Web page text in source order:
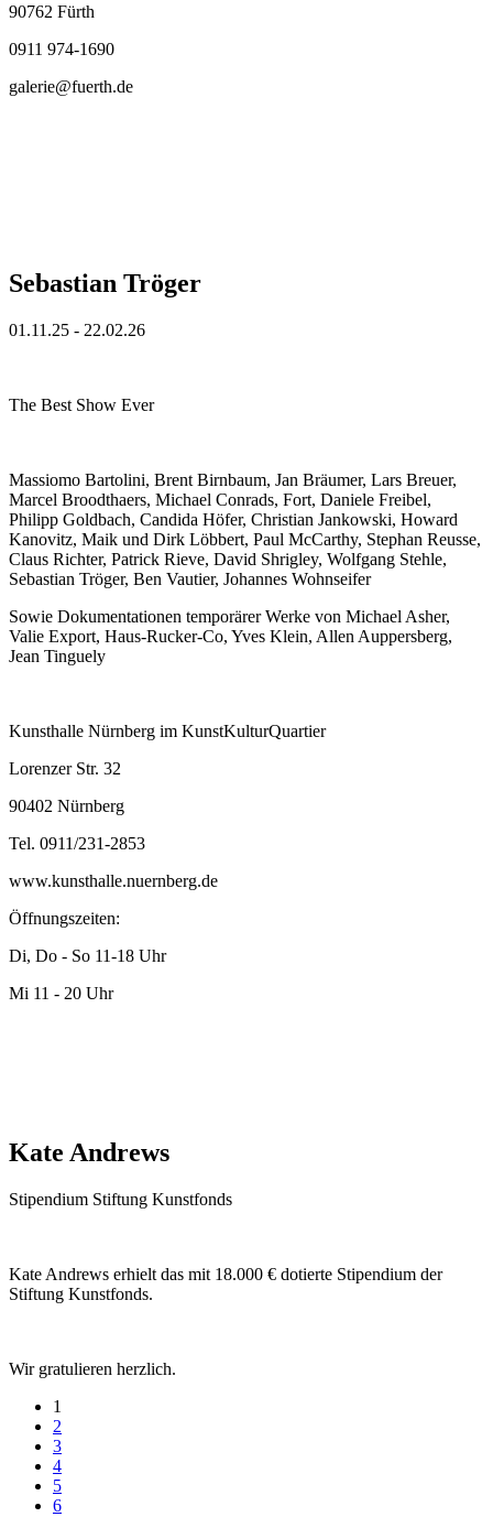
90762 Fürth
0911 974-1690
galerie@fuerth.de
Sebastian Tröger
01.11.25 - 22.02.26
The Best Show Ever
Massiomo Bartolini, Brent Birnbaum, Jan Bräumer, Lars Breuer,
Marcel Broodthaers, Michael Conrads, Fort, Daniele Freibel,
Philipp Goldbach, Candida Höfer, Christian Jankowski, Howard
Kanovitz, Maik und Dirk Löbbert, Paul McCarthy, Stephan Reusse,
Claus Richter, Patrick Rieve, David Shrigley, Wolfgang Stehle,
Sebastian Tröger, Ben Vautier, Johannes Wohnseifer
Sowie Dokumentationen temporärer Werke von Michael Asher,
Valie Export, Haus-Rucker-Co, Yves Klein, Allen Auppersberg,
Jean Tinguely
Kunsthalle Nürnberg im KunstKulturQuartier
Lorenzer Str. 32
90402 Nürnberg
Tel. 0911/231-2853
www.kunsthalle.nuernberg.de
Öffnungszeiten:
Di, Do - So 11-18 Uhr
Mi 11 - 20 Uhr
Kate Andrews
Stipendium Stiftung Kunstfonds
Kate Andrews erhielt das mit 18.000 € dotierte Stipendium der
Stiftung Kunstfonds.
Wir gratulieren herzlich.
1
2
3
4
5
6